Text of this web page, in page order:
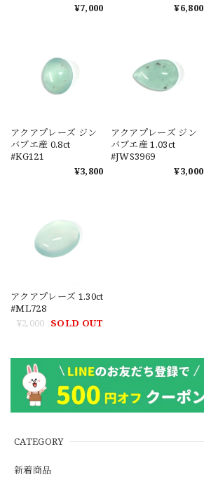
CATEGORY
新着商品
¥7,000
¥6,800
アクアプレーズ ジン
バブエ産 0.8ct
#KG121
¥3,800
アクアプレーズ ジン
バブエ産 1.03ct
#JWS3969
¥3,000
アクアプレーズ 1.30ct
#ML728
¥2,000 SOLD OUT